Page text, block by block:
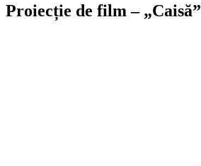
Proiecție de film – „Caisă”